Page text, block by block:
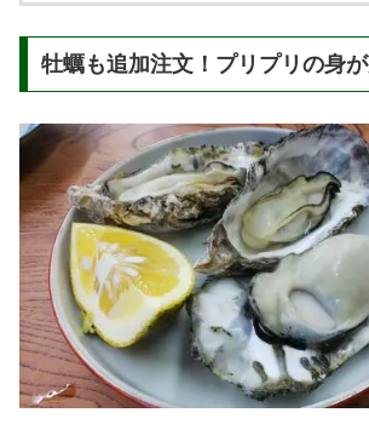
牡蠣も追加注文！プリプリの身